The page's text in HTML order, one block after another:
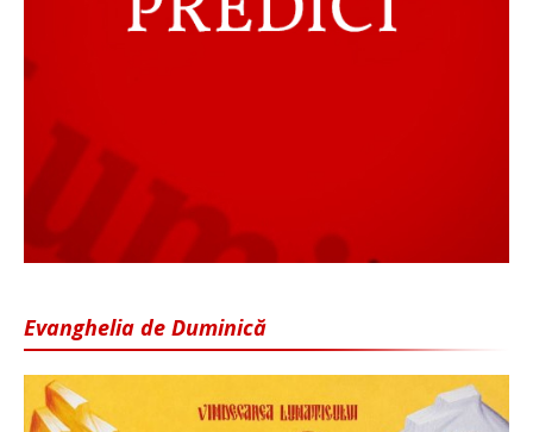
Evanghelia de Duminică